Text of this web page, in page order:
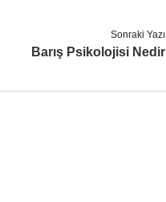
Sonraki Yazı
Barış Psikolojisi Nedir